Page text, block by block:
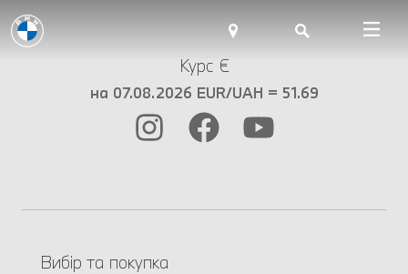
Курс €
на 07.08.2026 EUR/UAH = 51.69
Вибір та покупка